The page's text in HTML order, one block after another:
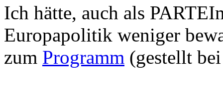
Ich hätte, auch als
Europapolitik weniger
zum Programm (gestellt